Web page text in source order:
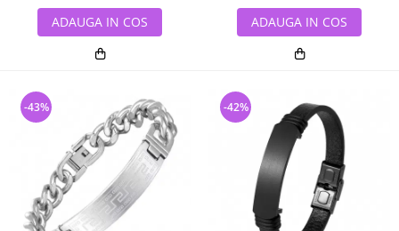
ADAUGA IN COS ADAUGA IN COS
-43% -42%